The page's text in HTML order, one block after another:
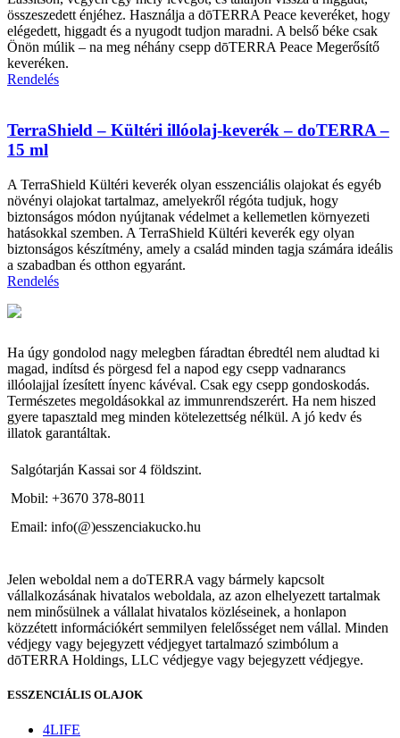
összeszedett énjéhez. Használja a dōTERRA Peace keveréket, hogy
elégedett, higgadt és a nyugodt tudjon maradni. A belső béke csak
Önön múlik – na meg néhány csepp dōTERRA Peace Megerősítő
keveréken.
Rendelés
TerraShield – Kültéri illóolaj-keverék – doTERRA –
15 ml
A TerraShield Kültéri keverék olyan esszenciális olajokat és egyéb
növényi olajokat tartalmaz, amelyekről régóta tudjuk, hogy
biztonságos módon nyújtanak védelmet a kellemetlen környezeti
hatásokkal szemben. A TerraShield Kültéri keverék egy olyan
biztonságos készítmény, amely a család minden tagja számára ideális
a szabadban és otthon egyaránt.
Rendelés
Ha úgy gondolod nagy melegben fáradtan ébredtél nem aludtad ki
magad, indítsd és pörgesd fel a napod egy csepp vadnarancs
illóolajjal ízesített ínyenc kávéval. Csak egy csepp gondoskodás.
Természetes megoldásokkal az immunrendszerért. Ha nem hiszed
gyere tapasztald meg minden kötelezettség nélkül. A jó kedv és
illatok garantáltak.
Salgótarján Kassai sor 4 földszint.
Mobil: +3670 378-8011
Email: info(@)esszenciakucko.hu
Jelen weboldal nem a doTERRA vagy bármely kapcsolt
vállalkozásának hivatalos weboldala, az azon elhelyezett tartalmak
nem minősülnek a vállalat hivatalos közléseinek, a honlapon
közzétett információkért semmilyen felelősséget nem vállal. Minden
védjegy vagy bejegyzett védjegyet tartalmazó szimbólum a
dōTERRA Holdings, LLC védjegye vagy bejegyzett védjegye.
ESSZENCIÁLIS OLAJOK
4LIFE